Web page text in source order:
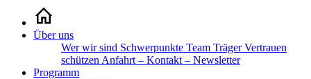
Über uns
Wer wir sind Schwerpunkte Team TrägerVertrauen
schützen Anfahrt – Kontakt – Newsletter
Programm